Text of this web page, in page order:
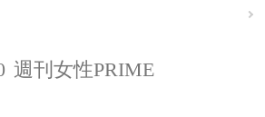
週刊女性PRIME